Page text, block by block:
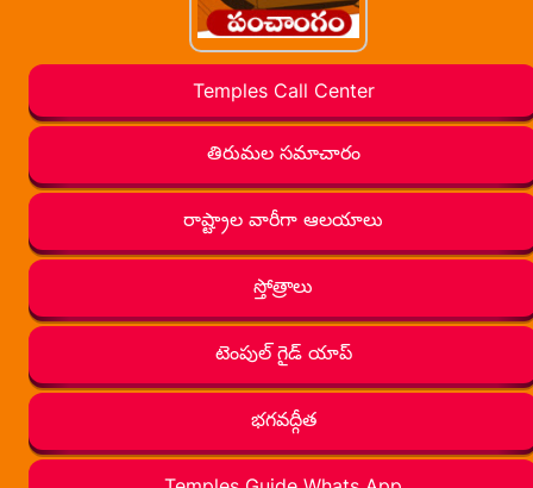
Temples Call Center
తిరుమల సమాచారం
రాష్ట్రాల వారీగా ఆలయాలు
స్తోత్రాలు
టెంపుల్ గైడ్ యాప్
భగవద్గీత